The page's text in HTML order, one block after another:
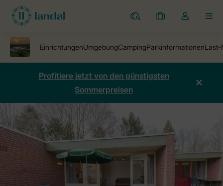
Ferienparks
Meine
Dropdown-
öffnen
Profitiere jetzt von den günstigsten
Sommerpreisen